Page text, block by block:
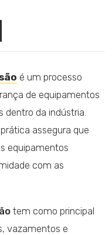
é um processo
de equipamentos
dentro da indústria.
assegura que
equipamentos
com as
tem como principal
vazamentos e